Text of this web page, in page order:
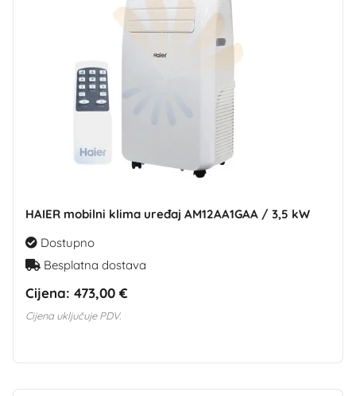
HAIER mobilni klima uređaj AM12AA1GAA / 3,5 kW
Dostupno
Besplatna dostava
Cijena: 473,00 €
Cijena uključuje PDV.